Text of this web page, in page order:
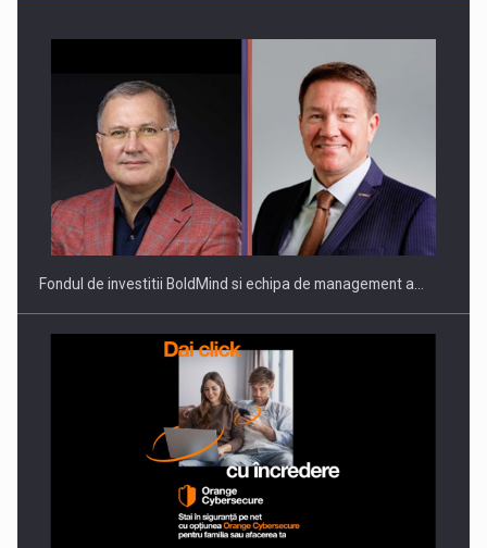
Fondul de investitii BoldMind si echipa de management a…